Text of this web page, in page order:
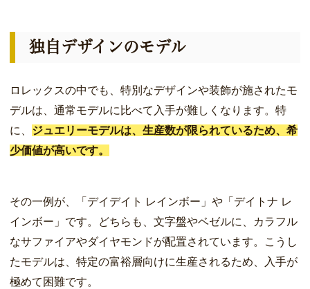
独自デザインのモデル
ロレックスの中でも、特別なデザインや装飾が施されたモ
デルは、通常モデルに比べて入手が難しくなります。特
に、 ジュエリーモデルは、生産数が限られているため、希
少価値が高いです。
その一例が、「デイデイト レインボー」や「デイトナ レ
インボー」です。どちらも、文字盤やベゼルに、カラフル
なサファイアやダイヤモンドが配置されています。こうし
たモデルは、特定の富裕層向けに生産されるため、入手が
極めて困難です。